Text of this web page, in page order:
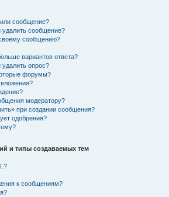
сообщение?
удалить сообщение?
сообщению?
вариантов ответа?
удалить опрос?
форумы?
модератору?
при создании сообщения?
одобрения?
и типы создаваемых тем
к сообщениям?